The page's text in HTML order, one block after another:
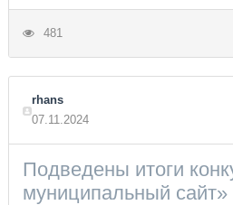
481
rhans
07.11.2024
Подведены итоги
муниципальный сайт»